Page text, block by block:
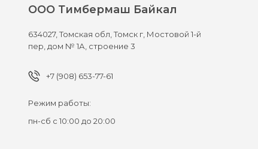
ООО Тимбермаш Байкал
634027,Томская обл, Томск г, Мостовой 1-й
пер, дом № 1А, строение 3
+7 (908) 653-77-61
Режим работы:
пн-сб с 10:00 до 20:00